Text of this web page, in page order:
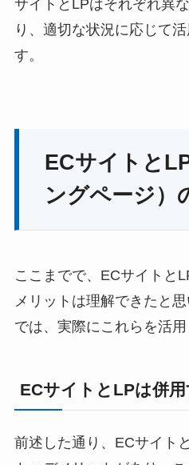
サイトとLPはそれぞれ異
り、適切な状況に応じて
す。
ECサイトと
ングページ）
ここまでで、ECサイトと
メリットは理解できたと思
では、実際にこれらを活用
ECサイトとLPは併用
前述した通り、ECサイト